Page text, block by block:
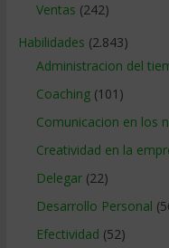
Ventas (242)
Habilidades (2.843)
Administracion del
Coaching(101)
Comunicacion en los
Creatividad en la
Delegar(22)
Desarrollo Personal
Efectividad (52)